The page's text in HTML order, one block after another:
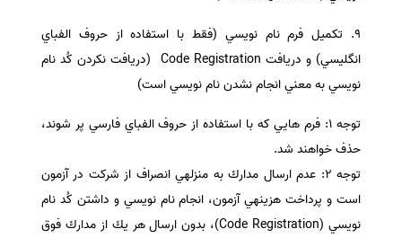
٩. تكميل فرم نام نويسي (فقط با استفاده از حروف الفباي
انگليسي) و دريافت Code Registration (دريافت نكردن كُد نام
نويسي به معني انجام نشدن نام نويسي است)
توجه ١: فرم هايي كه با استفاده از حروف الفباي فارسي پر شوند،
حذف خواهند شد.
توجه ٢: عدم ارسال مدارك به منزلهي انصراف از شركت در آزمون
است و پرداخت هزينهي آزمون، انجام نام نويسي و داشتن كُد نام
نويسي (Code Registration)، بدون ارسال هر يك از مدارك فوق